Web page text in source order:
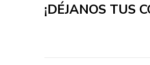
¡DÉJANOS TUS